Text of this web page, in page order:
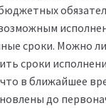
сроки. Можно
сроки
в ближайшее
до